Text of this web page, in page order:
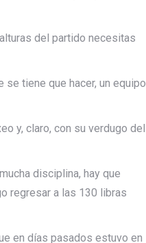
del partido necesitas
se tiene que hacer, un equipo
y, claro, con su verdugo del
disciplina, hay que
regresar a las 130 libras
en días pasados estuvo en